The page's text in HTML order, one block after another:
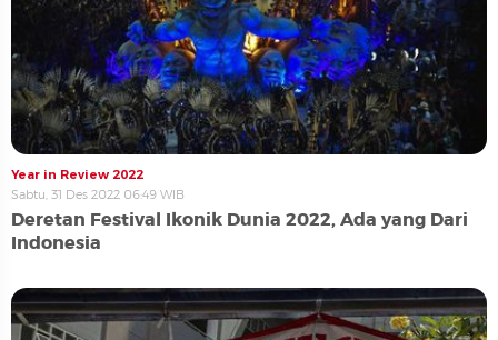
Year in Review 2022
Sabtu, 31 Des 2022 06:49 WIB
Deretan Festival Ikonik Dunia 2022, Ada yang Dari
Indonesia